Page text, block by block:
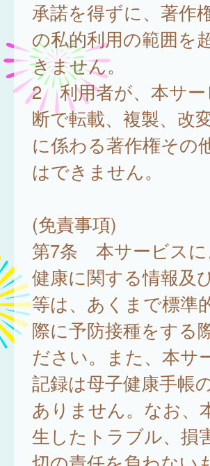
承諾を得ずに、著作
の私的利用の範囲を
きません。
2 利用者が、本サー
断で転載、複製、改
に係わる著作権その
はできません。
(免責事項)
第7条 本サービスに
健康に関する情報及
等は、あくまで標準
際に予防接種をする
ださい。また、本サ
記録は母子健康手帳
ありません。なお、
生したトラブル、損